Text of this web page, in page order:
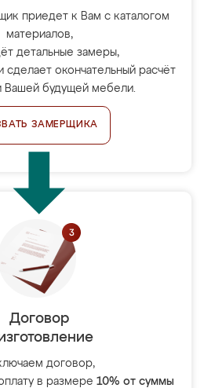
приедет к Вам с каталогом
материалов,
детальные замеры,
сделает окончательный расчёт
Вашей будущей мебели.
ЗАМЕРЩИКА
Договор
договор,
в размере 10% от суммы